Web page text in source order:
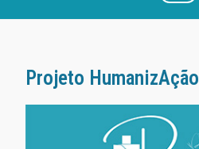
Projeto HumanizAção